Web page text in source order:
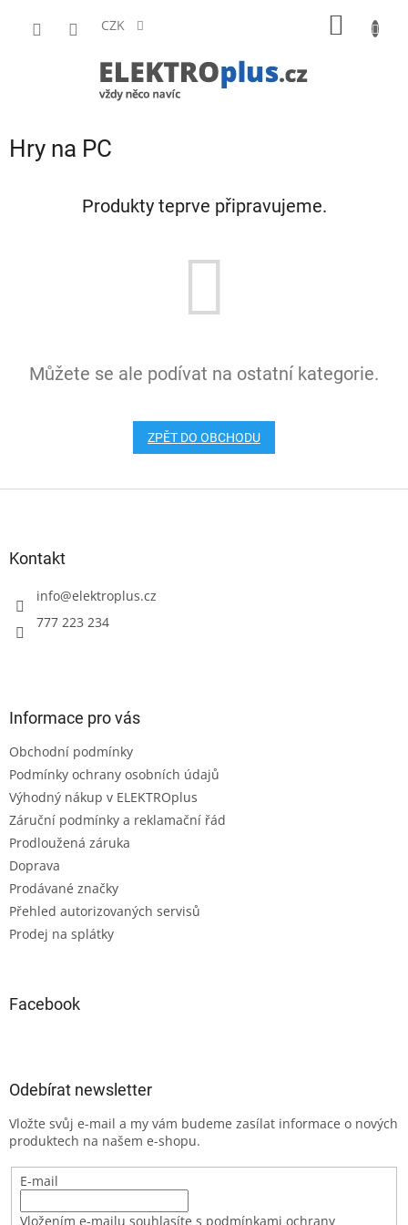
CZK
Hry na PC
Produkty teprve připravujeme.
Můžete se ale podívat na ostatní kategorie.
ZPĚT DO OBCHODU
Kontakt
info@elektroplus.cz
777 223 234
Informace pro vás
Obchodní podmínky
Podmínky ochrany osobních údajů
Výhodný nákup v ELEKTROplus
Záruční podmínky a reklamační řád
Prodloužená záruka
Doprava
Prodávané značky
Přehled autorizovaných servisů
Prodej na splátky
Facebook
Odebírat newsletter
Vložte svůj e-mail a my vám budeme zasílat informace o nových
produktech na našem e-shopu.
E-mail
Vložením e-mailu souhlasíte s podmínkami ochrany